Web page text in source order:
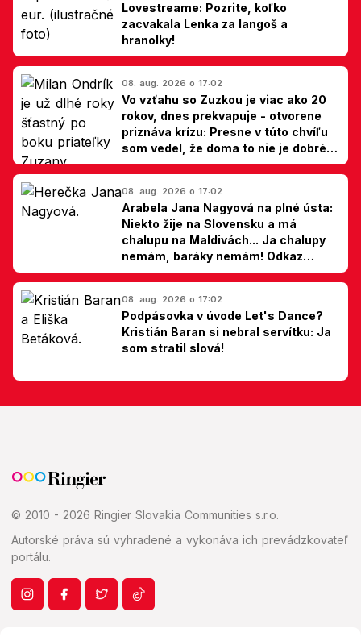
Lovestreame: Pozrite, koľko
zacvakala Lenka za langoš a
hranolky!
08. aug. 2026 o 17:02
Vo vzťahu so Zuzkou je viac ako 20
rokov, dnes prekvapuje - otvorene
priznáva krízu: Presne v túto chvíľu
som vedel, že doma to nie je dobré,
hovorí Milan Ondrík
08. aug. 2026 o 17:02
Arabela Jana Nagyová na plné ústa:
Niekto žije na Slovensku a má
chalupu na Maldivách... Ja chalupy
nemám, baráky nemám! Odkaz
Slovákom
08. aug. 2026 o 17:02
Podpásovka v úvode Let's Dance?
Kristián Baran si nebral servítku: Ja
som stratil slová!
© 2010 - 2026 Ringier Slovakia Communities s.r.o.
Autorské práva sú vyhradené a vykonáva ich prevádzkovateľ
portálu.